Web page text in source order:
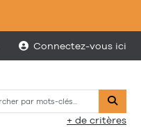
Connectez-vous ici
+ de critères